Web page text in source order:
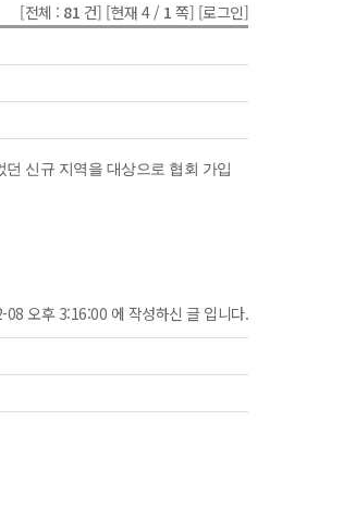
[전체 : 81 건] [현재 4 / 1 쪽] [로그인]
신규 지역을 대상으로 협회 가입
오후 3:16:00 에 작성하신 글 입니다.